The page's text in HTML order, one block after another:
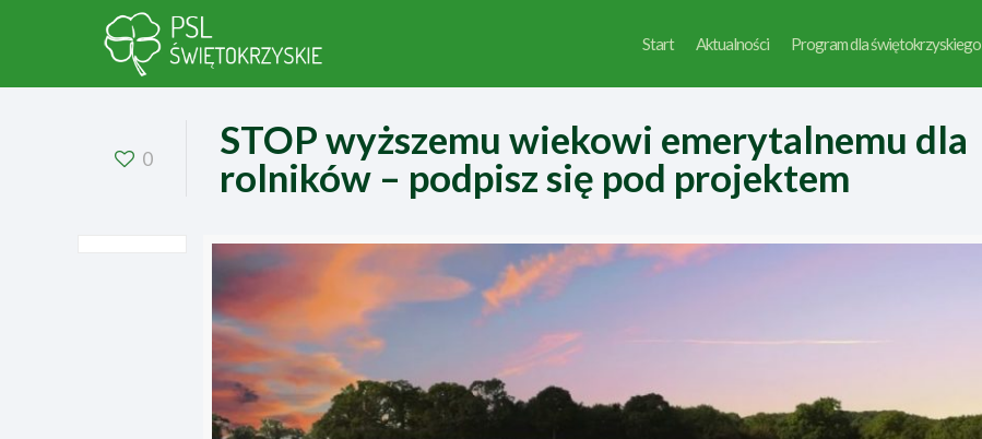
Start Aktualności Program dla świętokrzyskiego
0
STOP wyższemu wiekowi emerytalnemu dla
rolników – podpisz się pod projektem